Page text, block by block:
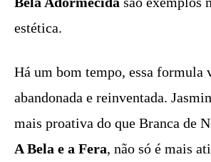
estética.
Há um bom tempo, essa formula
abandonada e reinventada.
mais proativa do que Branca de
A Bela e a Fera, não só é mais